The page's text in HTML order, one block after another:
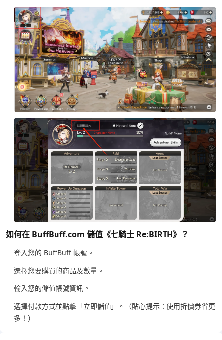
如何在 BuffBuff.com 儲值《七騎士 Re:BIRTH》？
登入您的 BuffBuff 帳號。
選擇您要購買的商品及數量。
輸入您的儲值帳號資訊。
選擇付款方式並點擊「立即儲值」。（貼心提示：使用折價券省更
多！）